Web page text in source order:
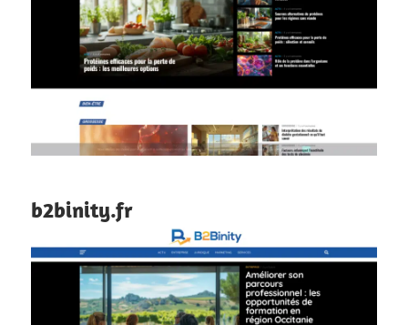
b2binity.fr